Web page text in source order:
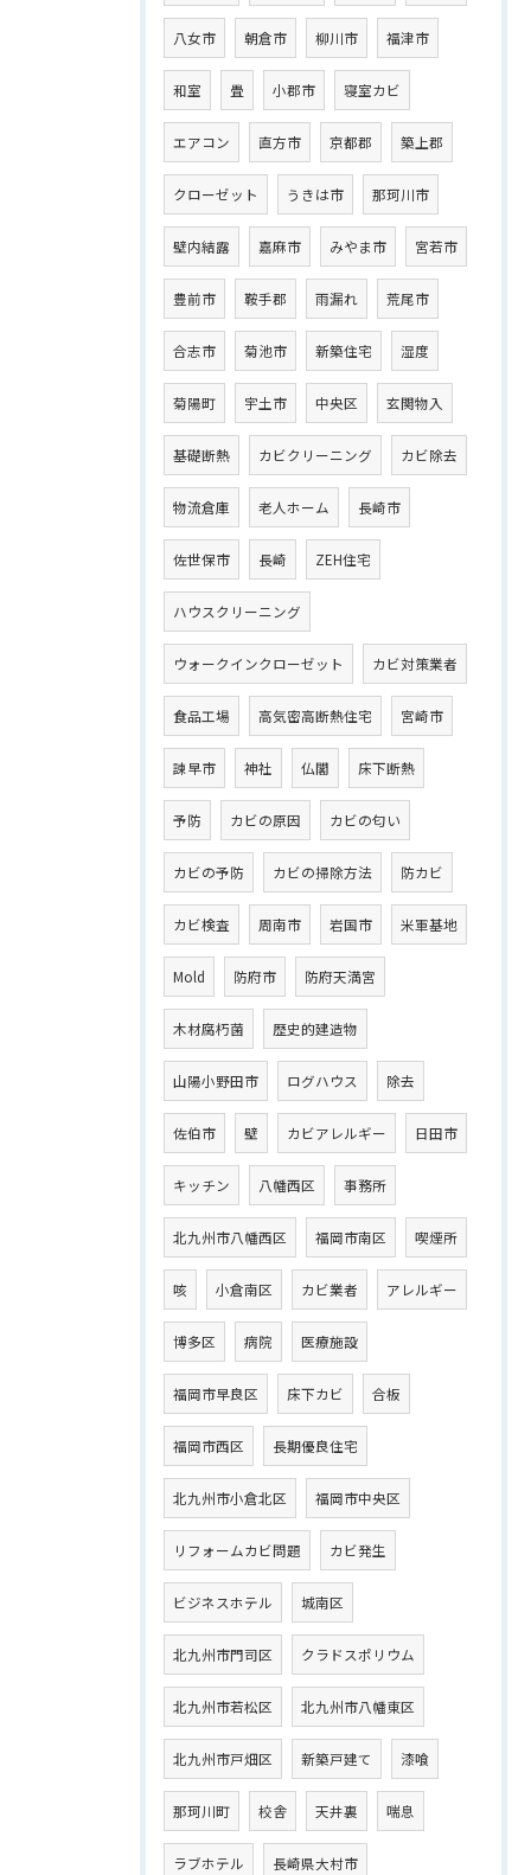
八女市 朝倉市 柳川市 福津市
和室 畳 小郡市 寝室カビ
エアコン 直方市 京都郡 築上郡
クローゼット うきは市 那珂川市
壁内結露 嘉麻市 みやま市 宮若市
豊前市 鞍手郡 雨漏れ 荒尾市
合志市 菊池市 新築住宅 湿度
菊陽町 宇土市 中央区 玄関物入
基礎断熱 カビクリーニング カビ除去
物流倉庫 老人ホーム 長崎市
佐世保市 長崎 ZEH住宅
ハウスクリーニング
ウォークインクローゼット カビ対策業者
食品工場 高気密高断熱住宅 宮崎市
諫早市 神社 仏閣 床下断熱
予防 カビの原因 カビの匂い
カビの予防 カビの掃除方法 防カビ
カビ検査 周南市 岩国市 米軍基地
Mold 防府市 防府天満宮
木材腐朽菌 歴史的建造物
山陽小野田市 ログハウス 除去
佐伯市 壁 カビアレルギー 日田市
キッチン 八幡西区 事務所
北九州市八幡西区 福岡市南区 喫煙所
咳 小倉南区 カビ業者 アレルギー
博多区 病院 医療施設
福岡市早良区 床下カビ 合板
福岡市西区 長期優良住宅
北九州市小倉北区 福岡市中央区
リフォームカビ問題 カビ発生
ビジネスホテル 城南区
北九州市門司区 クラドスポリウム
北九州市若松区 北九州市八幡東区
北九州市戸畑区 新築戸建て 漆喰
那珂川町 校舎 天井裏 喘息
ラブホテル 長崎県大村市